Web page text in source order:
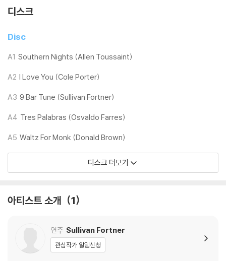
은 이 작품은, Sullivan Fortner를 동시대 최고의 아티스트 중 한 명으로
68th Grammy Awards Winner - Best Jazz Instrumental Album
Deutscher Jazz Preis - International Artist Of The Year
Libera Awards 2026 - Best Jazz Record (Nominee)
LP 구매시 참고 사항 안내드립니다.
1) 제작/배송 과정에 따라 경미한 재킷 주름, 모서리 눌림, 갈라짐이 발생
외관상 불량 확인되는 상품을 개봉 시엔 반품/교환 처리 불가합니다.
2) 디스크 라벨은 공정상 매끄럽게 부착되지 않을 수도 있으며 겉포장 비
디스크
Disc
A1 Southern Nights (Allen Toussaint)
A2 I Love You (Cole Porter)
A3 9 Bar Tune (Sullivan Fortner)
A4 Tres Palabras (Osvaldo Farres)
A5 Waltz For Monk (Donald Brown)
디스크 더보기
아티스트 소개 1
연주 Sullivan Fortner
관심작가 알림신청